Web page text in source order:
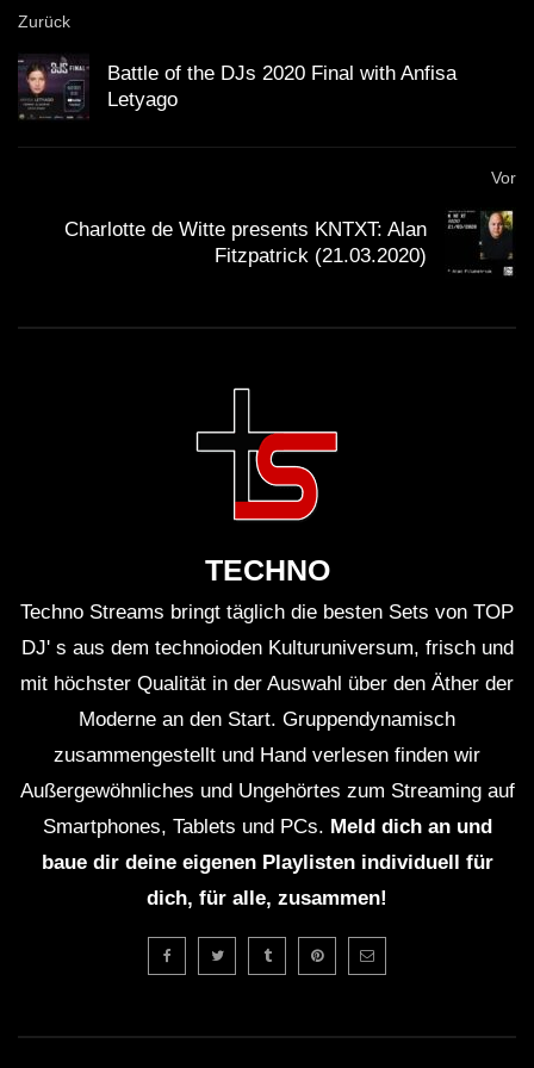
Zurück
Battle of the DJs 2020 Final with Anfisa
Letyago
Vor
Charlotte de Witte presents KNTXT: Alan
Fitzpatrick (21.03.2020)
TECHNO
Techno Streams bringt täglich die besten Sets von TOP
DJ' s aus dem technoioden Kulturuniversum, frisch und
mit höchster Qualität in der Auswahl über den Äther der
Moderne an den Start. Gruppendynamisch
zusammengestellt und Hand verlesen finden wir
Außergewöhnliches und Ungehörtes zum Streaming auf
Smartphones, Tablets und PCs. Meld dich an und
baue dir deine eigenen Playlisten individuell für
dich, für alle, zusammen!